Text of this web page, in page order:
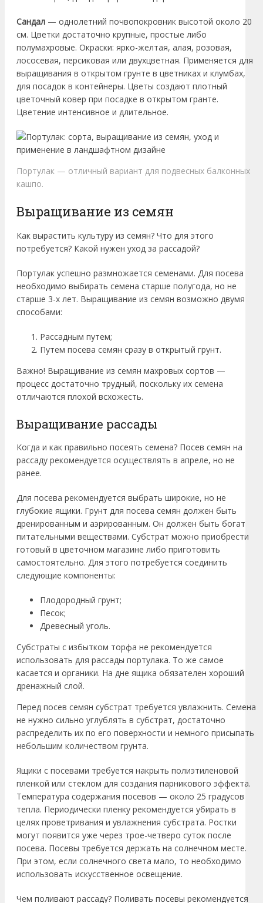
Сандал — однолетний почвопокровник высотой около 20
см. Цветки достаточно крупные, простые либо
полумахровые. Окраски: ярко-желтая, алая, розовая,
лососевая, персиковая или двухцветная. Применяется для
выращивания в открытом грунте в цветниках и клумбах,
для посадок в контейнеры. Цветы создают плотный
цветочный ковер при посадке в открытом гранте.
Цветение интенсивное и длительное.
Портулак — отличный вариант для подвесных балконных
кашпо.
Выращивание из семян
Как вырастить культуру из семян? Что для этого
потребуется? Какой нужен уход за рассадой?
Портулак успешно размножается семенами. Для посева
необходимо выбирать семена старше полугода, но не
старше 3-х лет. Выращивание из семян возможно двумя
способами:
Рассадным путем;
Путем посева семян сразу в открытый грунт.
Важно! Выращивание из семян махровых сортов —
процесс достаточно трудный, поскольку их семена
отличаются плохой всхожесть.
Выращивание рассады
Когда и как правильно посеять семена? Посев семян на
рассаду рекомендуется осуществлять в апреле, но не
ранее.
Для посева рекомендуется выбрать широкие, но не
глубокие ящики. Грунт для посева семян должен быть
дренированным и аэрированным. Он должен быть богат
питательными веществами. Субстрат можно приобрести
готовый в цветочном магазине либо приготовить
самостоятельно. Для этого потребуется соединить
следующие компоненты:
Плодородный грунт;
Песок;
Древесный уголь.
Субстраты с избытком торфа не рекомендуется
использовать для рассады портулака. То же самое
касается и органики. На дне ящика обязателен хороший
дренажный слой.
Перед посев семян субстрат требуется увлажнить. Семена
не нужно сильно углублять в субстрат, достаточно
распределить их по его поверхности и немного присыпать
небольшим количеством грунта.
Ящики с посевами требуется накрыть полиэтиленовой
пленкой или стеклом для создания парникового эффекта.
Температура содержания посевов — около 25 градусов
тепла. Периодически пленку рекомендуется убирать в
целях проветривания и увлажнения субстрата. Ростки
могут появится уже через трое-четверо суток после
посева. Посевы требуется держать на солнечном месте.
При этом, если солнечного света мало, то необходимо
использовать искусственное освещение.
Чем поливают рассаду? Поливать посевы рекомендуется